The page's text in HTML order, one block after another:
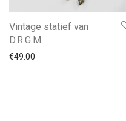
Vintage statief van
D.R.G.M.
€49.00